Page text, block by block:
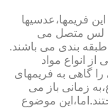
فریمها،عدسیها
لس متصل می
بندی می باشند.
انواع مواد
گاهی به فریمهای
زمانی باز می
موضوع